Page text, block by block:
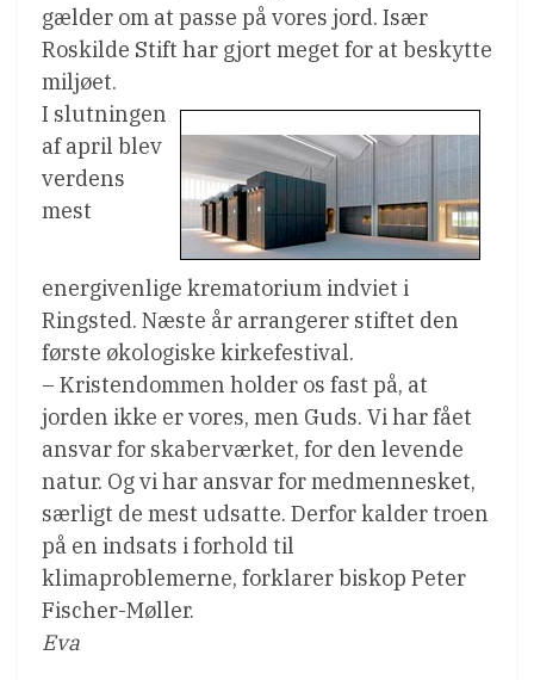
gælder om at passe på vores jord. Især
Roskilde Stift har gjort meget for at beskytte
miljøet.
I slutningen
af april blev
verdens
mest
energivenlige krematorium indviet i
Ringsted. Næste år arrangerer stiftet den
første økologiske kirkefestival.
– Kristendommen holder os fast på, at
jorden ikke er vores, men Guds. Vi har fået
ansvar for skaberværket, for den levende
natur. Og vi har ansvar for medmennesket,
særligt de mest udsatte. Derfor kalder troen
på en indsats i forhold til
klimaproblemerne, forklarer biskop Peter
Fischer-Møller.
Eva